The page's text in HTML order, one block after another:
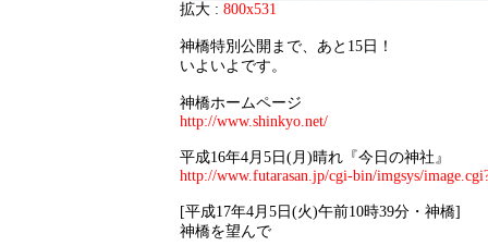
拡大 : 800x531
神橋特別公開まで、あと15日！
いよいよです。
神橋ホームページ
http://www.shinkyo.net/
平成16年4月5日(月)晴れ『今日の神社』
http://www.futarasan.jp/cgi-bin/imgsys/
[平成17年4月5日(火)午前10時39分・神橋]
神橋を望んで